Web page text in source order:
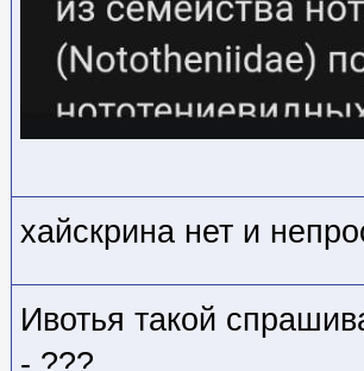
хайскрина нет и
Ивотья такой